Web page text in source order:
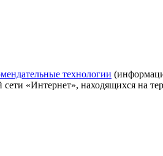
технологии
«Интернет», находящихся на